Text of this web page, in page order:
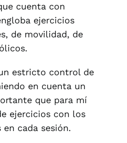
cuenta con
ejercicios
de movilidad, de
estricto control de
en cuenta un
que para mí
ejercicios con los
cada sesión.